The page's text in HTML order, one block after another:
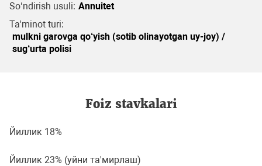
So‘ndirish usuli: Annuitet
Ta'minot turi:
mulkni garovga qo‘yish (sotib olinayotgan uy-joy) /
sug‘urta polisi
Foiz stavkalari
Йиллик 18%
Йиллик 23% (уйни та'мирлаш)